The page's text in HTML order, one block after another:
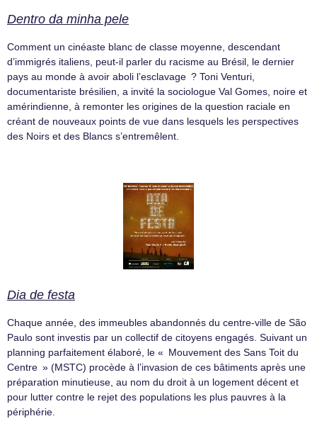
Dentro da minha pele
Comment un cinéaste blanc de classe moyenne, descendant
d’immigrés italiens, peut-il parler du racisme au Brésil, le dernier
pays au monde à avoir aboli l’esclavage ? Toni Venturi,
documentariste brésilien, a invité la sociologue Val Gomes, noire et
amérindienne, à remonter les origines de la question raciale en
créant de nouveaux points de vue dans lesquels les perspectives
des Noirs et des Blancs s’entremêlent.
Dia de festa
Chaque année, des immeubles abandonnés du centre-ville de São
Paulo sont investis par un collectif de citoyens engagés. Suivant un
planning parfaitement élaboré, le « Mouvement des Sans Toit du
Centre » (MSTC) procède à l’invasion de ces bâtiments après une
préparation minutieuse, au nom du droit à un logement décent et
pour lutter contre le rejet des populations les plus pauvres à la
périphérie.